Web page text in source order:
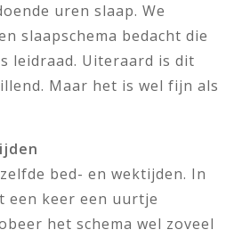
uren slaap. We
slaapschema bedacht die
leidraad. Uiteraard is dit
Maar het is wel fijn als
bed- en wektijden. In
een keer een uurtje
het schema wel zoveel